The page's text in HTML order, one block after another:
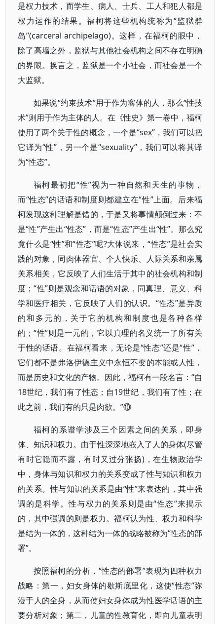
是权力技术，而学生、病人、士兵、工人和犯人都是
权力运作的结果。福柯将这些机构统称为“监狱群
岛”(carceral archipelago)。这样，在福柯的眼中，
除了高墙之外，监狱与其他社会机构之间不存在明确
的界限。换言之，监狱是一个小社会，而社会是一个
大监狱。
如果说“约束技术”用于作为客体的人，那么“性技
术”则用于作为主体的人。在《性史》第一卷中，福柯
使用了两个关于性的概念，一个是“sex”，我们可以把
它译为“性”，另一个是“sexuality”，我们可以将其译
为“性态”。
福柯最初把“性”视为一种自然和天生的事物，
而“性态”的话语和制度则都建立在“性”上面。后来福
柯发现这种理解是错的，于是又将事情颠倒过来：不
是“性”产生出“性态”，而是“性态”产生出“性”。那么究
竟什么是“性”和“性态”呢?大体说来，“性态”是社会实
践的对象，同肉体器官、个人快乐、人际关系和亲属
关系相关，它反映了人们生活于其中的社会机构和制
度；“性”则是观念和话语的对象，同真理、意义、科
学和医疗相关，它反映了人们的认识。“性态”是异质
的和多元的，关于它的机构和制度也是各种各样
的；“性”则是一元的，它以真理的名义统一了所有关
于性的话语。在福柯看来，无论是“性态”还是“性”，
它们都不是弗洛伊德主义中永恒不变的本能或人性，
而是历史和文化的产物。因此，福柯有一段名言：“自
18世纪，我们有了性态；自19世纪，我们有了性；在
此之前，我们有的只是肉欲。”⑩
福柯的系谱学涉及三个因素之间的关系，即身
体、知识和权力。由于性深深地嵌入了人的身体(尽管
有时它隐而不露，有时又过分张扬)，在生物政治学
中，身体与知识和权力的关系变成了性与知识和权力
的关系。性与知识的关系是由“性”来表达的，其中强
调的是科学。性与权力的关系则是由“性态”来揭示
的，其中强调的则是权力。福柯认为性、权力和科学
是结为一体的，这种结为一体的战略被称为“性态的部
署”。
按照福柯的分析，“性态的部署”表现为四种权力
战略：第一，妇女身体的歇斯底里化，这使“性态”弥
漫于人的全身，从而使妇女身体成为性医学话语的主
要分析对象；第二，儿童的性教育化，即向儿童表明